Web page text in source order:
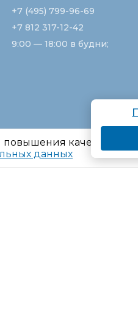
качества
данных
+7 (495) 799-96-69
+7 812 317-12-42
9:00 — 18:00 в будни;